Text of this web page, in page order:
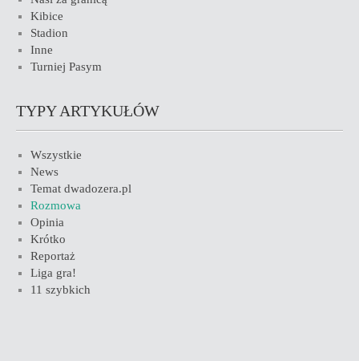
Kibice
Stadion
Inne
Turniej Pasym
TYPY ARTYKUŁÓW
Wszystkie
News
Temat dwadozera.pl
Rozmowa
Opinia
Krótko
Reportaż
Liga gra!
11 szybkich